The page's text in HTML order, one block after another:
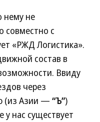
не
совместно с
«РЖД Логистика».
состав в
Ввиду
через
(из Азии — “Ъ”)
у нас существует